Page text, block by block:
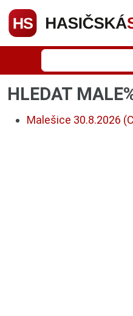
HLEDAT
Malešice 30.8.2026